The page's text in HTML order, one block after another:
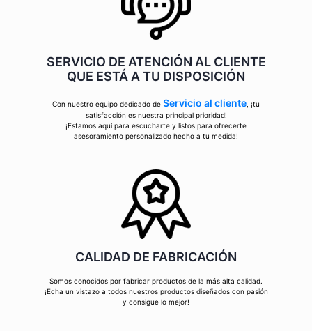
SERVICIO DE ATENCIÓN AL CLIENTE
QUE ESTÁ A TU DISPOSICIÓN
Con nuestro equipo dedicado de Servicio al cliente , ¡tu
satisfacción es nuestra principal prioridad!
¡Estamos aquí para escucharte y listos para ofrecerte
asesoramiento personalizado hecho a tu medida!
CALIDAD DE FABRICACIÓN
Somos conocidos por fabricar productos de la más alta calidad.
¡Echa un vistazo a todos nuestros productos diseñados con pasión
y consigue lo mejor!